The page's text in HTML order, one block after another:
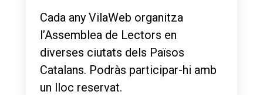
Cada any VilaWeb organitza
l’Assemblea de Lectors en
diverses ciutats dels Països
Catalans. Podràs participar-hi amb
un lloc reservat.